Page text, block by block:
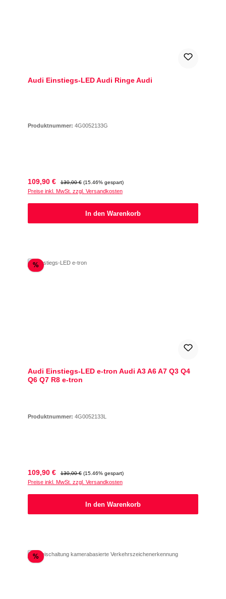
Audi Einstiegs-LED Audi Ringe Audi
Produktnummer: 4G0052133G
Verkaufspreis:
109,90 € Regulärer Preis:
130,00 € (15.46% gespart)
Preise inkl. MwSt. zzgl. Versandkosten
In den Warenkorb
%Rabatt
Audi Einstiegs-LED e-tron Audi A3 A6 A7 Q3 Q4
Q6 Q7 R8 e-tron
Produktnummer: 4G0052133L
Verkaufspreis:
109,90 € Regulärer Preis:
130,00 € (15.46% gespart)
Preise inkl. MwSt. zzgl. Versandkosten
In den Warenkorb
%Rabatt